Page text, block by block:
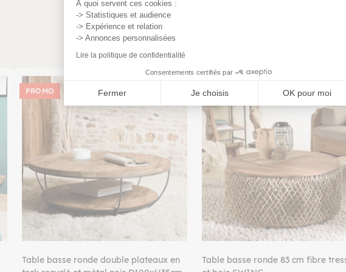
À quoi servent ces cookies :
-> Statistiques et audience
-> Expérience et relation
-> Annonces personnalisées
Lire la politique de confidentialité
Consentements certifiés par
Fermer Je choisis OK pour moi
PROMO
Table basse ronde double plateaux en
PROMO
Table basse ronde 83 cm fibre